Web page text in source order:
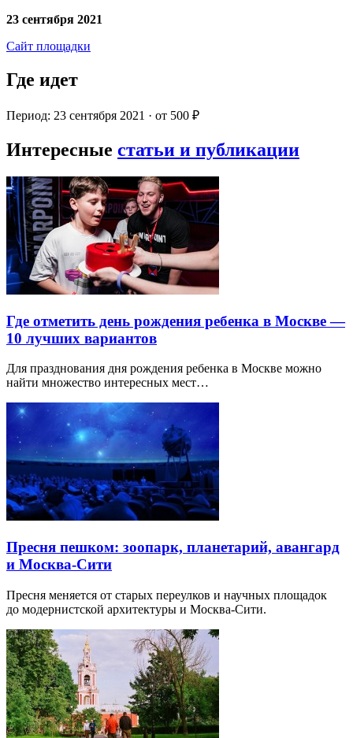
23 сентября 2021
Сайт площадки
Где идет
Период: 23 сентября 2021 · от 500 ₽
Интересные статьи и публикации
Где отметить день рождения ребенка в Москве —
10 лучших вариантов
Для празднования дня рождения ребенка в Москве можно
найти множество интересных мест…
Пресня пешком: зоопарк, планетарий, авангард
и Москва-Сити
Пресня меняется от старых переулков и научных площадок
до модернистской архитектуры и Москва-Сити.